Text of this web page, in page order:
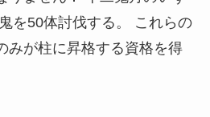
を50体討伐する。 これらの
みが柱に昇格する資格を得